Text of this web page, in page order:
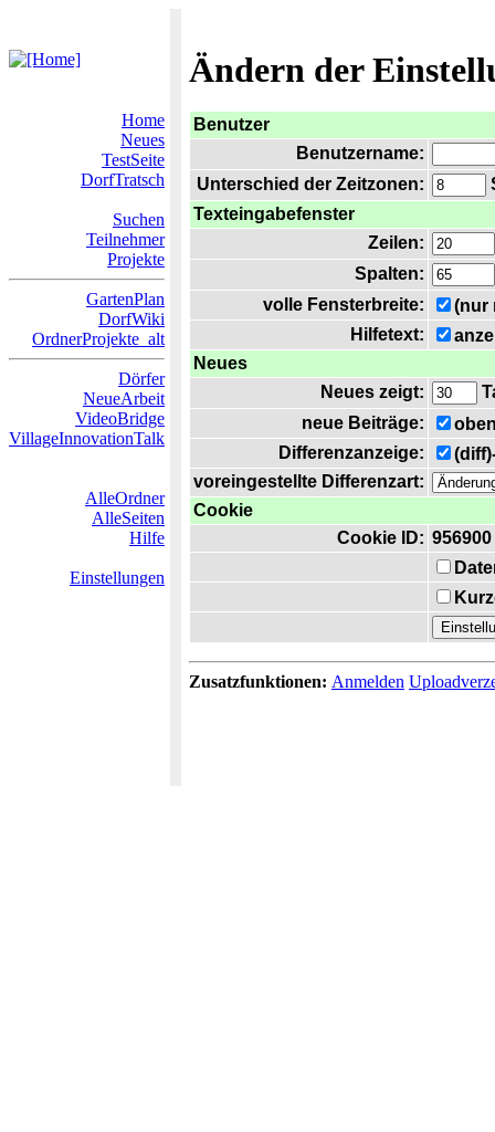
Ändern der
Home
Neues
TestSeite
DorfTratsch
Suchen
Teilnehmer
Projekte
GartenPlan
DorfWiki
OrdnerProjekte_alt
Dörfer
NeueArbeit
VideoBridge
VillageInnovationTalk
AlleOrdner
AlleSeiten
Hilfe
Einstellungen
Benutzer
Benutzername:
Unterschied der Zeitzonen:
Texteingabefenster
Zeilen:
Spalten:
volle Fensterbreite:
(nur
Hilfetext:
Neues
Neues zeigt:
neue Beiträge:
Differenzanzeige:
voreingestellte Differenzart:
Cookie
Cookie ID: 956900
Zusatzfunktionen: Anmelden